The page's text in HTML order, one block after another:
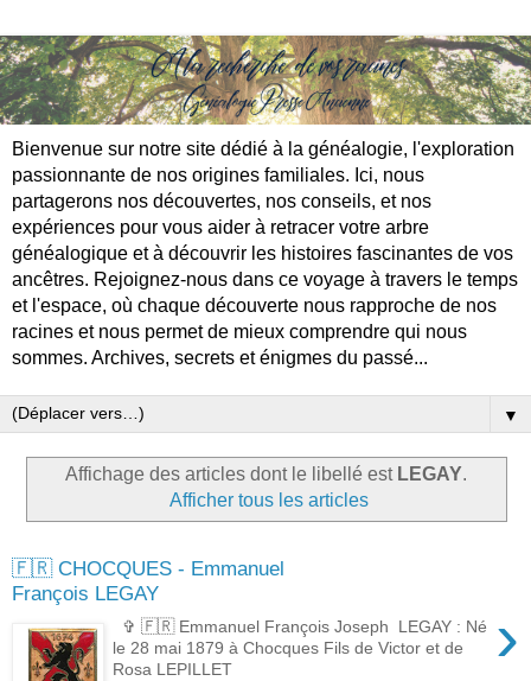
Bienvenue sur notre site dédié à la généalogie, l'exploration
passionnante de nos origines familiales. Ici, nous
partagerons nos découvertes, nos conseils, et nos
expériences pour vous aider à retracer votre arbre
généalogique et à découvrir les histoires fascinantes de vos
ancêtres. Rejoignez-nous dans ce voyage à travers le temps
et l'espace, où chaque découverte nous rapproche de nos
racines et nous permet de mieux comprendre qui nous
sommes. Archives, secrets et énigmes du passé...
▼
Affichage des articles dont le libellé est LEGAY.
Afficher tous les articles
🇫🇷 CHOCQUES - Emmanuel
François LEGAY
›
✞ 🇫🇷 Emmanuel François Joseph LEGAY : Né
le 28 mai 1879 à Chocques Fils de Victor et de
Rosa LEPILLET